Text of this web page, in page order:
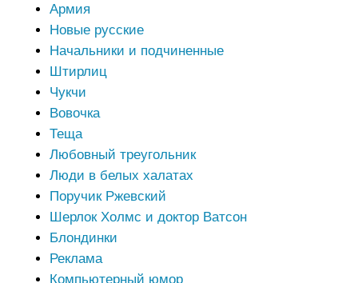
Армия
Новые русские
Начальники и подчиненные
Штирлиц
Чукчи
Вовочка
Теща
Любовный треугольник
Люди в белых халатах
Поручик Ржевский
Шерлок Холмс и доктор Ватсон
Блондинки
Реклама
Компьютерный юмор